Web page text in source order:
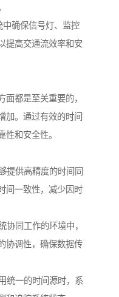
确保信号灯、监控
提高交通流效率和安
面都是至关重要的，
加。通过有效的时间
性和安全性。
提供高精度的时间同
间一致性，减少因时
同工作的环境中，
协调性，确保数据传
统一的时间源时，系